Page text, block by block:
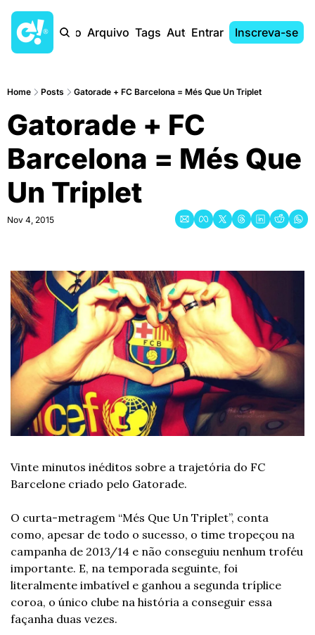
Início Arquivo Tags AutoresEntrar Inscreva-se
Home Posts Gatorade + FC Barcelona = Més Que Un Triplet
Gatorade + FC
Barcelona = Més Que
Un Triplet
Nov 4, 2015
Vinte minutos inéditos sobre a trajetória do FC
Barcelone criado pelo Gatorade.
O curta-metragem “Més Que Un Triplet”, conta
como, apesar de todo o sucesso, o time tropeçou na
campanha de 2013/14 e não conseguiu nenhum troféu
importante. E, na temporada seguinte, foi
literalmente imbatível e ganhou a segunda tríplice
coroa, o único clube na história a conseguir essa
façanha duas vezes.